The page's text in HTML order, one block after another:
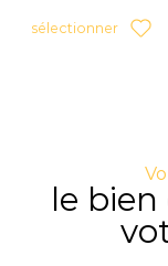
sélectionner
le